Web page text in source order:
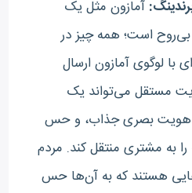
آمازون مثل یک
بی‌روح است؛ همه چیز در
با لوگوی آمازون ارسال
مستقل می‌تواند یک
بصری جذاب، و حس
به مشتری منتقل کند. مردم
هستند که به آن‌ها حس